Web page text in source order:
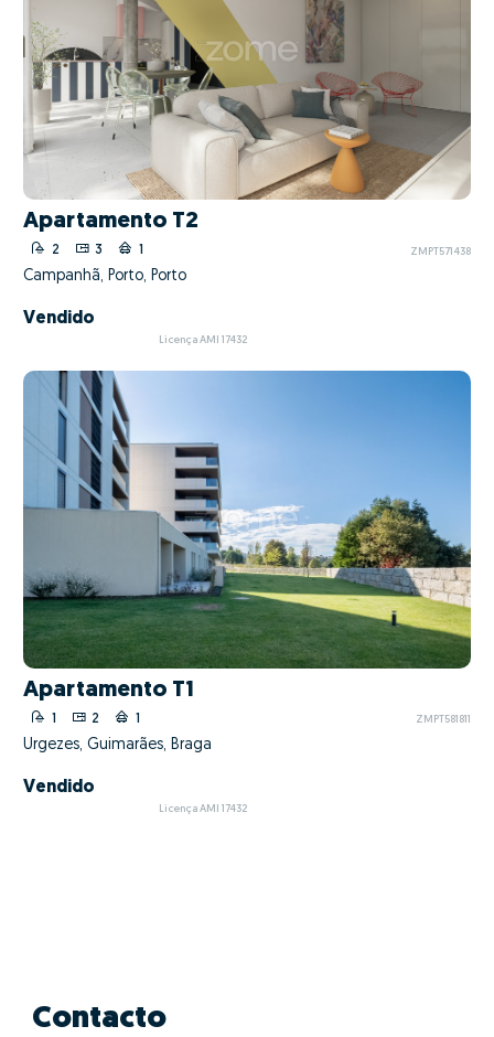
Apartamento T2
2 3 ZMPT571438
Campanhã, Porto, Porto
Vendido
Licença AMI 17432
Apartamento T1
1 2 1 ZMPT581811
Urgezes, Guimarães, Braga
Vendido
Licença AMI 17432
Contacto